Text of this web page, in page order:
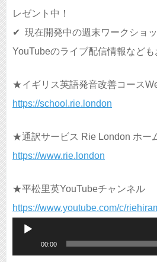
レゼント中！
✔︎ 現在開発中の週末ワークショ
YouTubeのライブ配信情報なども
★イギリス英語発音改善コース
https://school.rie.london
★通訳サービス Rie London ホー
https://www.rie.london
★平松里英YouTubeチャンネル
https://www.youtube.com/c/
00:00